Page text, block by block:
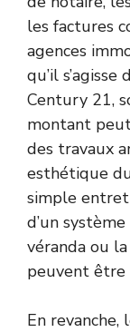
les factures
agences
qu’il
Century 21,
montant
des travaux
esthétique
simple
d’un
véranda ou
peuvent être
En revanche,